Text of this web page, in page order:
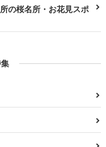
の桜名所・お花見スポ